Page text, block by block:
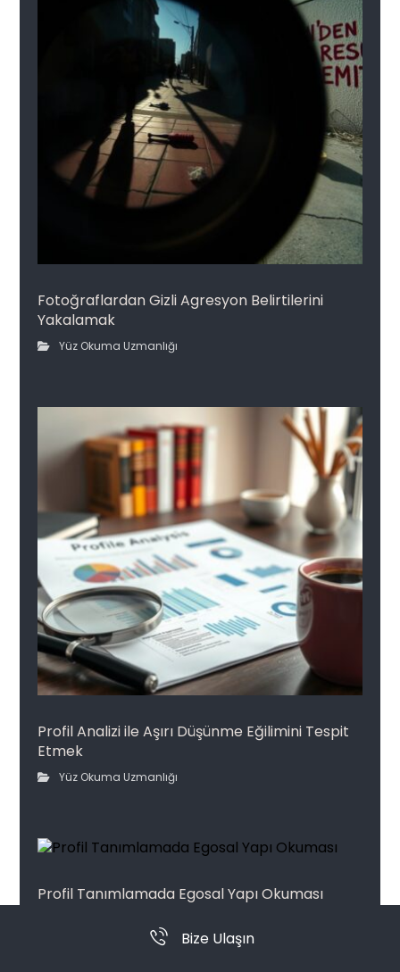
Fotoğraflardan Gizli Agresyon Belirtilerini
Yakalamak
Yüz Okuma Uzmanlığı
Profil Analizi ile Aşırı Düşünme Eğilimini Tespit
Etmek
Yüz Okuma Uzmanlığı
Profil Tanımlamada Egosal Yapı Okuması
Bize Ulaşın